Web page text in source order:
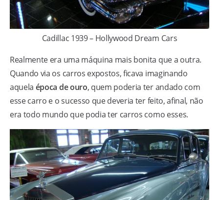
Cadillac 1939 – Hollywood Dream Cars
Realmente era uma máquina mais bonita que a outra.
Quando via os carros expostos, ficava imaginando
aquela época de ouro, quem poderia ter andado com
esse carro e o sucesso que deveria ter feito, afinal, não
era todo mundo que podia ter carros como esses.